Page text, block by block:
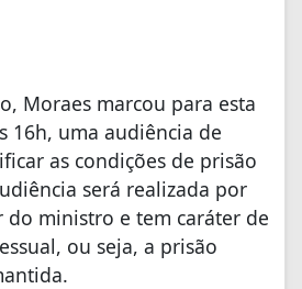
Moraes marcou para esta
16h, uma audiência de
as condições de prisão
será realizada por
do ministro e tem caráter de
ou seja, a prisão